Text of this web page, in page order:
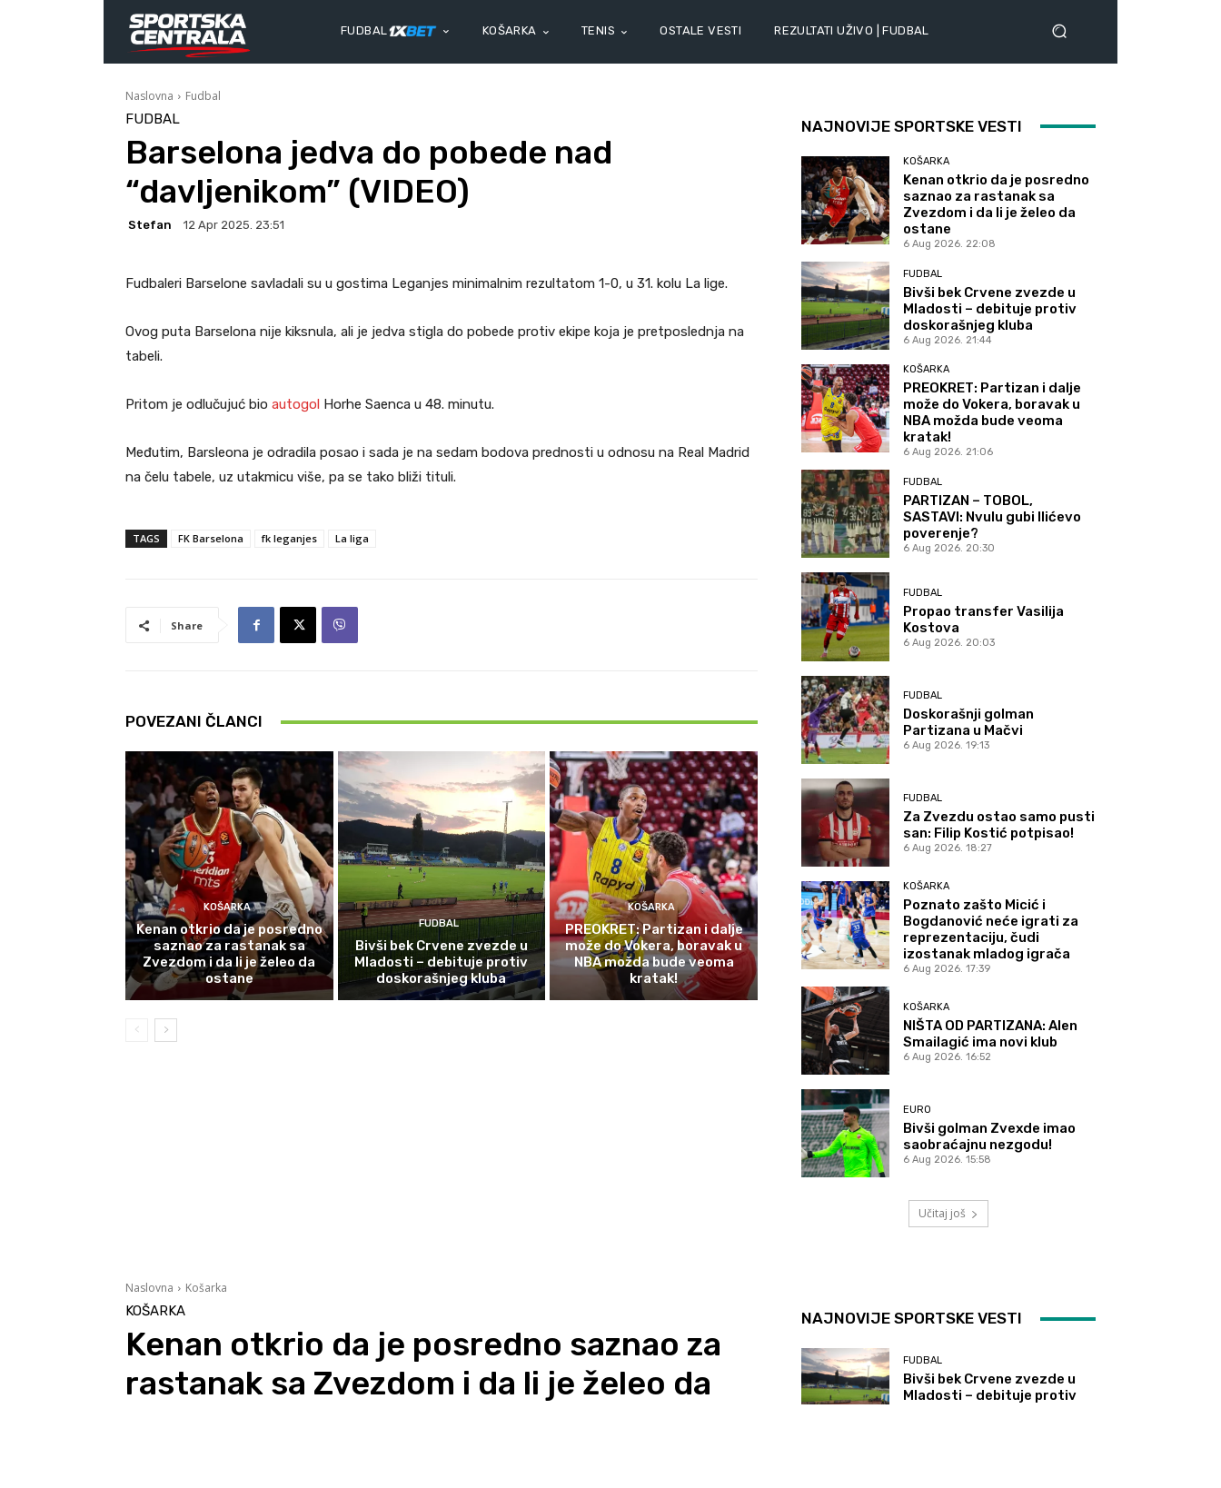
FUDBAL KOŠARKA TENIS OSTALE VESTI REZULTATI UŽIVO | FUDBAL
Naslovna Fudbal
FUDBAL
Barselona jedva do pobede nad
“davljenikom” (VIDEO)
Stefan 12 Apr 2025. 23:51
Fudbaleri Barselone savladali su u gostima Leganjes minimalnim rezultatom 1-0, u 31. kolu La lige.
Ovog puta Barselona nije kiksnula, ali je jedva stigla do pobede protiv ekipe koja je pretposlednja na
tabeli.
Pritom je odlučujuć bio autogol Horhe Saenca u 48. minutu.
Međutim, Barsleona je odradila posao i sada je na sedam bodova prednosti u odnosu na Real Madrid
na čelu tabele, uz utakmicu više, pa se tako bliži tituli.
TAGS FK Barselona fk leganjes La liga
Share
POVEZANI ČLANCI
KOŠARKA
Kenan otkrio da je posredno
saznao za rastanak sa
Zvezdom i da li je želeo da
ostane
FUDBAL
Bivši bek Crvene zvezde u
Mladosti – debituje protiv
doskorašnjeg kluba
KOŠARKA
PREOKRET: Partizan i dalje
može do Vokera, boravak u
NBA možda bude veoma
kratak!
NAJNOVIJE SPORTSKE VESTI
KOŠARKA
Kenan otkrio da je posredno
saznao za rastanak sa
Zvezdom i da li je želeo da
ostane
6 Aug 2026. 22:08
FUDBAL
Bivši bek Crvene zvezde u
Mladosti – debituje protiv
doskorašnjeg kluba
6 Aug 2026. 21:44
KOŠARKA
PREOKRET: Partizan i dalje
može do Vokera, boravak u
NBA možda bude veoma
kratak!
6 Aug 2026. 21:06
FUDBAL
PARTIZAN – TOBOL,
SASTAVI: Nvulu gubi Ilićevo
poverenje?
6 Aug 2026. 20:30
FUDBAL
Propao transfer Vasilija
Kostova
6 Aug 2026. 20:03
FUDBAL
Doskorašnji golman
Partizana u Mačvi
6 Aug 2026. 19:13
FUDBAL
Za Zvezdu ostao samo pusti
san: Filip Kostić potpisao!
6 Aug 2026. 18:27
KOŠARKA
Poznato zašto Micić i
Bogdanović neće igrati za
reprezentaciju, čudi
izostanak mladog igrača
6 Aug 2026. 17:39
KOŠARKA
NIŠTA OD PARTIZANA: Alen
Smailagić ima novi klub
6 Aug 2026. 16:52
EURO
Bivši golman Zvexde imao
saobraćajnu nezgodu!
6 Aug 2026. 15:58
Učitaj još